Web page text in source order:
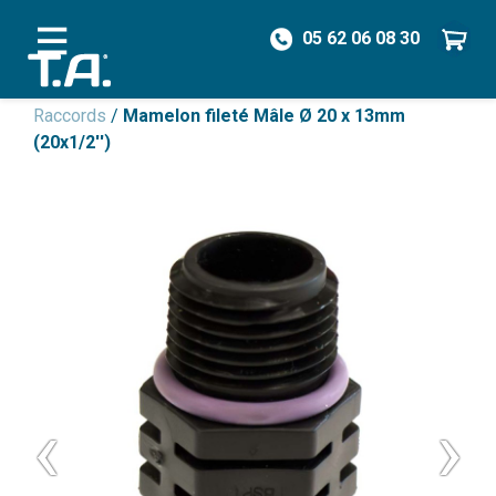
05 62 06 08 30
/ Pièces détachées
Raccords / Mamelon fileté Mâle Ø 20 x 13mm
(20x1/2'')
‹ ›